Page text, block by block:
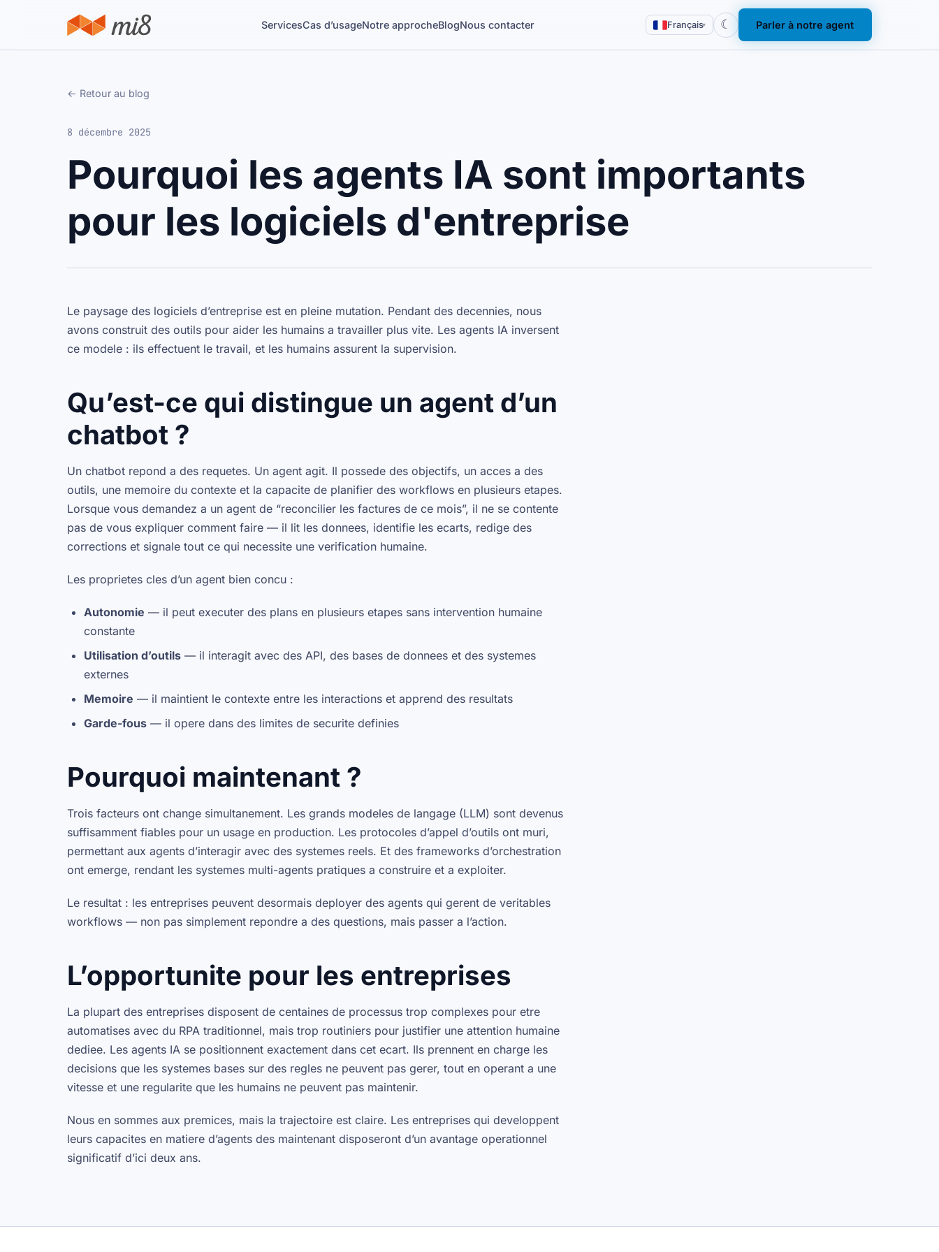
ServicesCas d’usageNotre approcheBlogNous contacter Français▾ ☾ Parler à notre agent
← Retour au blog
8 décembre 2025
Pourquoi les agents IA sont importants
pour les logiciels d'entreprise
Le paysage des logiciels d’entreprise est en pleine mutation. Pendant des decennies, nous
avons construit des outils pour aider les humains a travailler plus vite. Les agents IA inversent
ce modele : ils effectuent le travail, et les humains assurent la supervision.
Qu’est-ce qui distingue un agent d’un
chatbot ?
Un chatbot repond a des requetes. Un agent agit. Il possede des objectifs, un acces a des
outils, une memoire du contexte et la capacite de planifier des workflows en plusieurs etapes.
Lorsque vous demandez a un agent de “reconcilier les factures de ce mois”, il ne se contente
pas de vous expliquer comment faire — il lit les donnees, identifie les ecarts, redige des
corrections et signale tout ce qui necessite une verification humaine.
Les proprietes cles d’un agent bien concu :
Autonomie — il peut executer des plans en plusieurs etapes sans intervention humaine
constante
Utilisation d’outils — il interagit avec des API, des bases de donnees et des systemes
externes
Memoire — il maintient le contexte entre les interactions et apprend des resultats
Garde-fous — il opere dans des limites de securite definies
Pourquoi maintenant ?
Trois facteurs ont change simultanement. Les grands modeles de langage (LLM) sont devenus
suffisamment fiables pour un usage en production. Les protocoles d’appel d’outils ont muri,
permettant aux agents d’interagir avec des systemes reels. Et des frameworks d’orchestration
ont emerge, rendant les systemes multi-agents pratiques a construire et a exploiter.
Le resultat : les entreprises peuvent desormais deployer des agents qui gerent de veritables
workflows — non pas simplement repondre a des questions, mais passer a l’action.
L’opportunite pour les entreprises
La plupart des entreprises disposent de centaines de processus trop complexes pour etre
automatises avec du RPA traditionnel, mais trop routiniers pour justifier une attention humaine
dediee. Les agents IA se positionnent exactement dans cet ecart. Ils prennent en charge les
decisions que les systemes bases sur des regles ne peuvent pas gerer, tout en operant a une
vitesse et une regularite que les humains ne peuvent pas maintenir.
Nous en sommes aux premices, mais la trajectoire est claire. Les entreprises qui developpent
leurs capacites en matiere d’agents des maintenant disposeront d’un avantage operationnel
significatif d’ici deux ans.